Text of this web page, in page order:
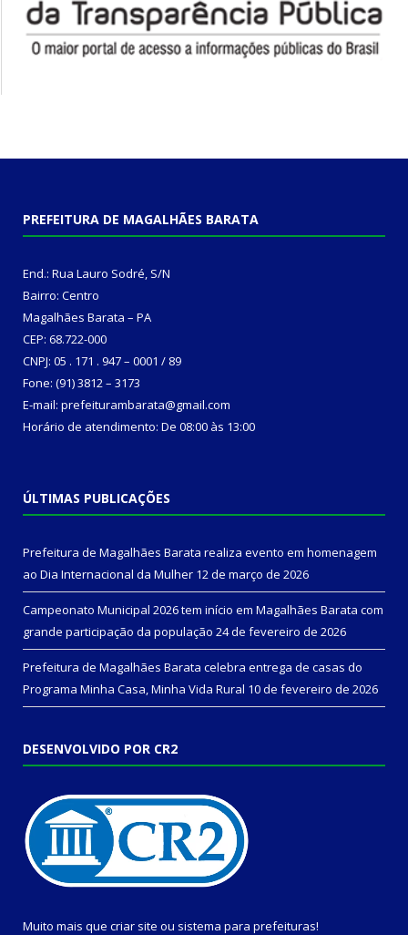
PREFEITURA DE MAGALHÃES BARATA
End.: Rua Lauro Sodré, S/N
Bairro: Centro
Magalhães Barata – PA
CEP: 68.722-000
CNPJ: 05 . 171 . 947 – 0001 / 89
Fone: (91) 3812 – 3173
E-mail: prefeiturambarata@gmail.com
Horário de atendimento: De 08:00 às 13:00
ÚLTIMAS PUBLICAÇÕES
Prefeitura de Magalhães Barata realiza evento em homenagem
ao Dia Internacional da Mulher 12 de março de 2026
Campeonato Municipal 2026 tem início em Magalhães Barata com
grande participação da população 24 de fevereiro de 2026
Prefeitura de Magalhães Barata celebra entrega de casas do
Programa Minha Casa, Minha Vida Rural 10 de fevereiro de 2026
DESENVOLVIDO POR CR2
Muito mais que criar site ou sistema para prefeituras!